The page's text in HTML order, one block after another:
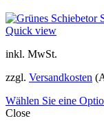
Quick view
inkl. MwSt.
zzgl. Versandkosten
Wählen Sie eine
Close